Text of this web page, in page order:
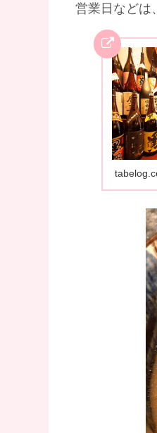
営業日などは